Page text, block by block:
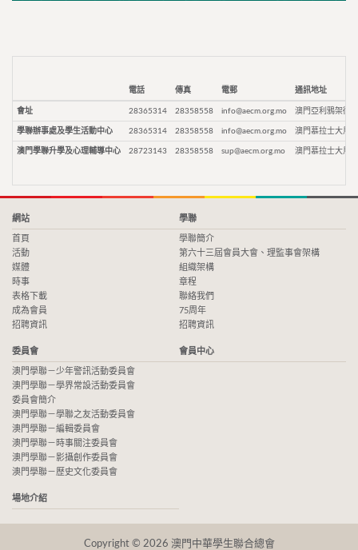
電話 傳真 電郵 通訊地址
會址 28365314 28358558 info@aecm.org.mo 澳門亞利鴉架街9
學聯辦事處及學生活動中心 28365314 28358558 info@aecm.org.mo 澳門慕拉士大馬
澳門學聯升學及心理輔導中心 28723143 28358558 sup@aecm.org.mo 澳門慕拉士大馬
網站
首頁
活動
媒體
時事
表格下載
成為會員
招聘資訊
學聯
學聯簡介
第六十三屆會員大會、理監事會架構
組織架構
章程
聯絡我們
75周年
招聘資訊
委員會
澳門學聯－少年警訊活動委員會
澳門學聯－學界常設活動委員會
委員會簡介
澳門學聯－學聯之友活動委員會
澳門學聯－編輯委員會
澳門學聯－時事關注委員會
澳門學聯－影攝創作委員會
澳門學聯－歷史文化委員會
會員中心
場地介紹
Copyright © 2026 澳門中華學生聯合總會